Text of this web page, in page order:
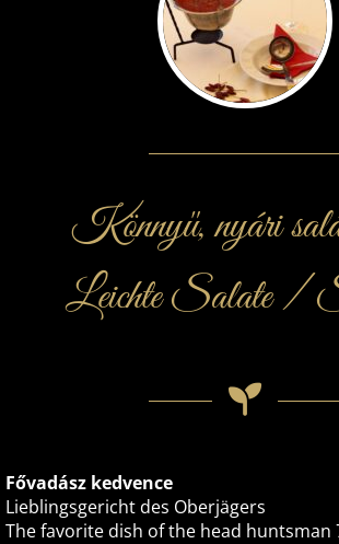
Könnyű, nyári
Leichte Salate /
Fővadász kedvence
Lieblingsgericht des Oberjägers
The favorite dish of the head huntsman